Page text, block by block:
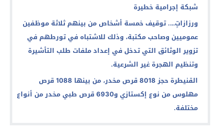
شبكة إجرامية خطيرة
ورزازاتٍ…. توقيف خمسة أشخاص من بينهم ثلاثة موظفين
عموميين وصاحب مكتبة، وذلك للاشتباه في تورطهم في
تزوير الوثائق التي تدخل في إعداد ملفات طلب التأشيرة
وتنظيم الهجرة غير الشرعية.
القنيطرة حجز 8018 قرص مخدر، من بينها 1088 قرص
مهلوس من نوع إكستازي و6930 قرص طبي مخدر من أنواع
مختلفة.